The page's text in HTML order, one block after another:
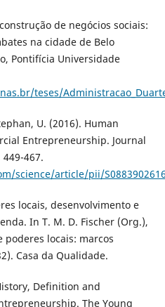
de negócios sociais:
na cidade de Belo
Pontifícia Universidade
teses/
U. (2016). Human
Entrepreneurship. Journal
467.
science/article/pii/
locais, desenvolvimento e
In T. M. D. Fischer (Org.),
poderes locais: marcos
Casa da Qualidade.
Definition and
The Young